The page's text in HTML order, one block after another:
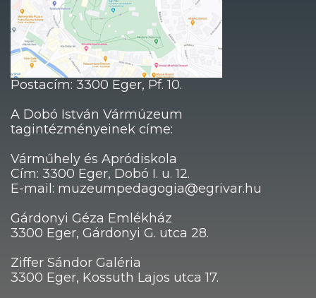
Postacím: 3300 Eger, Pf. 10.
A Dobó István Vármúzeum
tagintézményeinek címe:
Várműhely és Apródiskola
Cím: 3300 Eger, Dobó I. u. 12.
E-mail: muzeumpedagogia@egrivar.hu
Gárdonyi Géza Emlékház
3300 Eger, Gárdonyi G. utca 28.
Ziffer Sándor Galéria
3300 Eger, Kossuth Lajos utca 17.